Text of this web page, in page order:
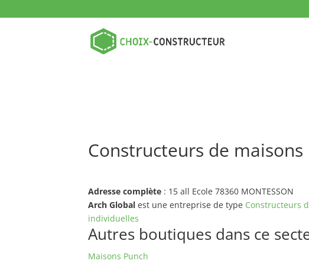
Constructeurs de maisons
Adresse complète : 15 all Ecole 78360 MONTESSON
Arch Global est une entreprise de type Constructeurs
individuelles
Autres boutiques dans ce
Maisons Punch